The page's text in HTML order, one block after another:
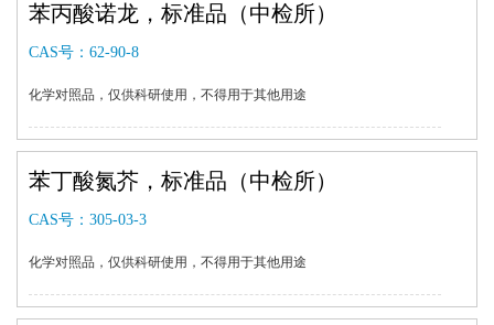
苯丙酸诺龙，标准品（中检所）
CAS号： 62-90-8
化学对照品，仅供科研使用，不得用于其他用途
苯丁酸氮芥，标准品（中检所）
CAS号： 305-03-3
化学对照品，仅供科研使用，不得用于其他用途